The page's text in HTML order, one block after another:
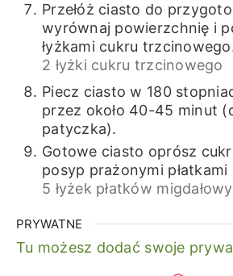
Przełóż ciasto do
wyrównaj powierzchnię i
łyżkami cukru
2 łyżki cukru trzcinowego
Piecz ciasto w 180
przez około 40-45 minut
patyczka).
Gotowe ciasto oprósz
posyp prażonymi płatkami
5 łyżek płatków
PRYWATNE
Tu możesz dodać swoje